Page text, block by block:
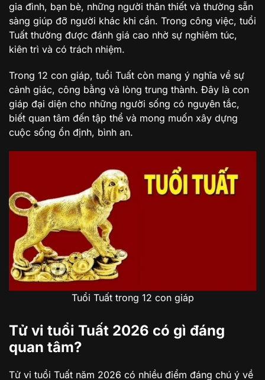
gia đình, bạn bè, những người thân thiết và thường sẵn
sàng giúp đỡ người khác khi cần. Trong công việc, tuổi
Tuất thường được đánh giá cao nhờ sự nghiêm túc,
kiên trì và có trách nhiệm.
Trong 12 con giáp, tuổi Tuất còn mang ý nghĩa về sự
cảnh giác, công bằng và lòng trung thành. Đây là con
giáp đại diện cho những người sống có nguyên tắc,
biết quan tâm đến tập thể và mong muốn xây dựng
cuộc sống ổn định, bình an.
Tuổi Tuất trong 12 con giáp
Tử vi tuổi Tuất 2026 có gì đáng
quan tâm?
Tử vi tuổi Tuất năm 2026 có nhiều điểm đáng chú ý về